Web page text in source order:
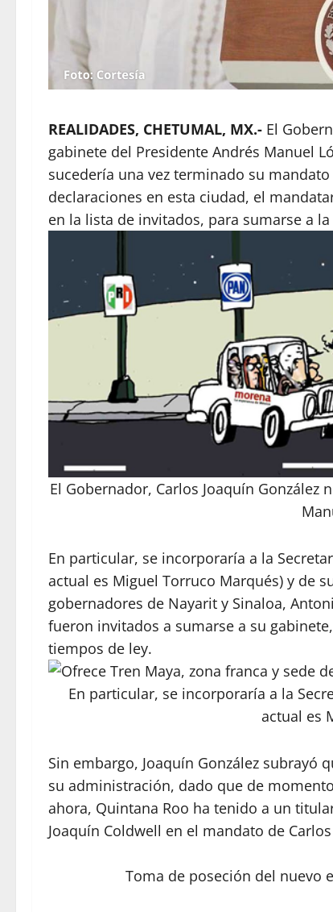
REALIDADES, CHETUMAL, MX.- El
gabinete del Presidente Andrés Manuel
sucedería una vez terminado su
declaraciones en esta ciudad, el
en la lista de invitados, para sumarse a
El Gobernador, Carlos Joaquín
En particular, se incorporaría a la
actual es Miguel Torruco Marqués) y de
gobernadores de Nayarit y Sinaloa,
fueron invitados a sumarse a su
tiempos de ley.
En particular, se incorporaría a la
actual es
Sin embargo, Joaquín González subrayó
su administración, dado que de
ahora, Quintana Roo ha tenido a un
Joaquín Coldwell en el mandato de
Toma de poseción del nuevo